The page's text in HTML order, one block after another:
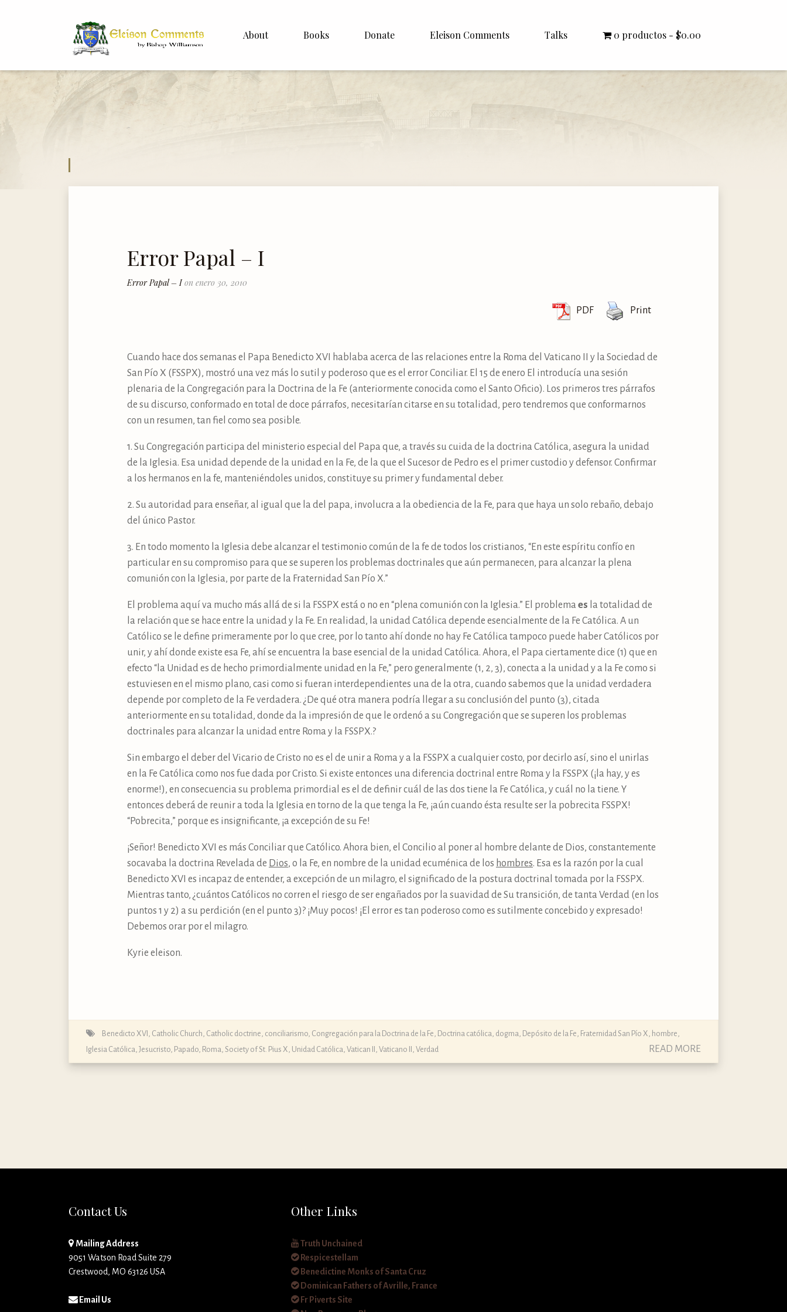
About
Bishop Williamson
Dr. White
Books Donate Eleison Comments
English
Deutsh
Talks
Literature Seminars
0 productos $0.00
Error Papal – I
Error Papal – Ion enero 30, 2010
PDF Print
Cuando hace dos semanas el Papa Benedicto XVI hablaba acerca de las relaciones entre la Roma del Vaticano II y la Sociedad de
San Pío X (FSSPX), mostró una vez más lo sutil y poderoso que es el error Conciliar. El 15 de enero El introducía una sesión
plenaria de la Congregación para la Doctrina de la Fe (anteriormente conocida como el Santo Oficio). Los primeros tres párrafos
de su discurso, conformado en total de doce párrafos, necesitarían citarse en su totalidad, pero tendremos que conformarnos
con un resumen, tan fiel como sea posible.
1. Su Congregación participa del ministerio especial del Papa que, a través su cuida de la doctrina Católica, asegura la unidad
de la Iglesia. Esa unidad depende de la unidad en la Fe, de la que el Sucesor de Pedro es el primer custodio y defensor. Confirmar
a los hermanos en la fe, manteniéndoles unidos, constituye su primer y fundamental deber.
2. Su autoridad para enseñar, al igual que la del papa, involucra a la obediencia de la Fe, para que haya un solo rebaño, debajo
del único Pastor.
3. En todo momento la Iglesia debe alcanzar el testimonio común de la fe de todos los cristianos, “En este espíritu confío en
particular en su compromiso para que se superen los problemas doctrinales que aún permanecen, para alcanzar la plena
comunión con la Iglesia, por parte de la Fraternidad San Pío X.”
El problema aquí va mucho más allá de si la FSSPX está o no en “plena comunión con la Iglesia.” El problema es la totalidad de
la relación que se hace entre la unidad y la Fe. En realidad, la unidad Católica depende esencialmente de la Fe Católica. A un
Católico se le define primeramente por lo que cree, por lo tanto ahí donde no hay Fe Católica tampoco puede haber Católicos por
unir, y ahí donde existe esa Fe, ahí se encuentra la base esencial de la unidad Católica. Ahora, el Papa ciertamente dice (1) que en
efecto “la Unidad es de hecho primordialmente unidad en la Fe,” pero generalmente (1, 2, 3), conecta a la unidad y a la Fe como si
estuviesen en el mismo plano, casi como si fueran interdependientes una de la otra, cuando sabemos que la unidad verdadera
depende por completo de la Fe verdadera. ¿De qué otra manera podría llegar a su conclusión del punto (3), citada
anteriormente en su totalidad, donde da la impresión de que le ordenó a su Congregación que se superen los problemas
doctrinales para alcanzar la unidad entre Roma y la FSSPX.?
Sin embargo el deber del Vicario de Cristo no es el de unir a Roma y a la FSSPX a cualquier costo, por decirlo así, sino el unirlas
en la Fe Católica como nos fue dada por Cristo. Si existe entonces una diferencia doctrinal entre Roma y la FSSPX (¡la hay, y es
enorme!), en consecuencia su problema primordial es el de definir cuál de las dos tiene la Fe Católica, y cuál no la tiene. Y
entonces deberá de reunir a toda la Iglesia en torno de la que tenga la Fe, ¡aún cuando ésta resulte ser la pobrecita FSSPX!
“Pobrecita,” porque es insignificante, ¡a excepción de su Fe!
¡Señor! Benedicto XVI es más Conciliar que Católico. Ahora bien, el Concilio al poner al hombre delante de Dios, constantemente
socavaba la doctrina Revelada de Dios, o la Fe, en nombre de la unidad ecuménica de los hombres. Esa es la razón por la cual
Benedicto XVI es incapaz de entender, a excepción de un milagro, el significado de la postura doctrinal tomada por la FSSPX.
Mientras tanto, ¿cuántos Católicos no corren el riesgo de ser engañados por la suavidad de Su transición, de tanta Verdad (en los
puntos 1 y 2) a su perdición (en el punto 3)? ¡Muy pocos! ¡El error es tan poderoso como es sutilmente concebido y expresado!
Debemos orar por el milagro.
Kyrie eleison.
Benedicto XVI Catholic Church Catholic doctrine conciliarismo Congregación para la Doctrina de la Fe Doctrina católica, dogma, Depósito de la Fe Fraternidad San Pío X hombre
Iglesia Católica Jesucristo Papado Roma Society of St. Pius X Unidad Católica Vatican II Vaticano II Verdad READ MORE
Contact Us
Mailing Address
9051 Watson Road Suite 279
Crestwood, MO 63126 USA
Email Us
Other Links
Truth Unchained
Respicestellam
Benedictine Monks of Santa Cruz
Dominican Fathers of Avrille, France
Fr Piverts Site